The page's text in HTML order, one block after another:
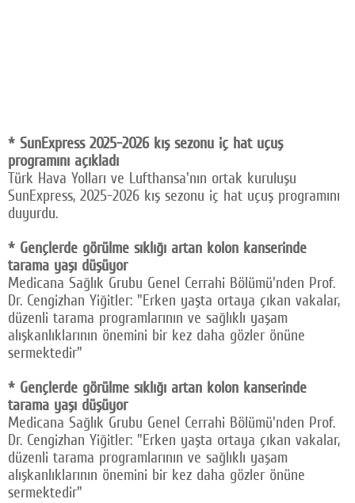
* SunExpress 2025-2026 kış sezonu iç hat uçuş
programını açıkladı
Türk Hava Yolları ve Lufthansa'nın ortak kuruluşu
SunExpress, 2025-2026 kış sezonu iç hat uçuş programını
duyurdu.
* Gençlerde görülme sıklığı artan kolon kanserinde
tarama yaşı düşüyor
Medicana Sağlık Grubu Genel Cerrahi Bölümü'nden Prof.
Dr. Cengizhan Yiğitler: "Erken yaşta ortaya çıkan vakalar,
düzenli tarama programlarının ve sağlıklı yaşam
alışkanlıklarının önemini bir kez daha gözler önüne
sermektedir"
* Gençlerde görülme sıklığı artan kolon kanserinde
tarama yaşı düşüyor
Medicana Sağlık Grubu Genel Cerrahi Bölümü'nden Prof.
Dr. Cengizhan Yiğitler: "Erken yaşta ortaya çıkan vakalar,
düzenli tarama programlarının ve sağlıklı yaşam
alışkanlıklarının önemini bir kez daha gözler önüne
sermektedir"